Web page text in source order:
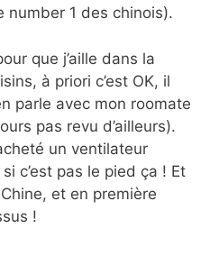
1 des chinois).
que j’aille dans la
à priori c’est OK, il
parle avec mon roomate
pas revu d’ailleurs).
un ventilateur
c’est pas le pied ça ! Et
et en première
!